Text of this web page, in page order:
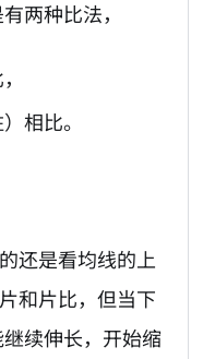
两种比法，
相比。
还是看均线的上
和片比，但当下
续伸长，开始缩